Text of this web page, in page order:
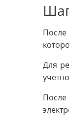
После
Для